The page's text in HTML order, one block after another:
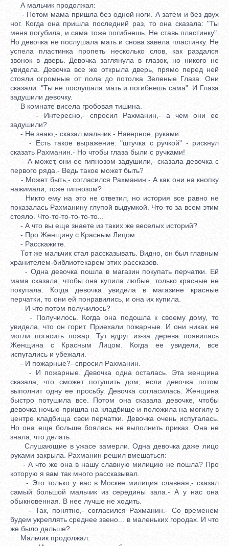
А мальчик продолжал:
- Потом мама пришла без одной ноги. А затем и без двух
ног. Когда она пришла последний раз, то она сказала: "Ты
меня погубила, и сама тоже погибнешь. Не ставь пластинку".
Но девочка не послушала мать и снова завела пластинку. Не
успела пластинка пропеть несколько слов, как раздался
звонок в дверь. Девочка заглянула в глазок, но никого не
увидела. Девочка все же открыла дверь, прямо перед ней
стояли огромные от пола до потолка Зеленые Глаза. Они
сказали: "Ты не послушала мать и погибнешь сама". И Глаза
задушили девочку.
В комнате висела гробовая тишина.
- Интересно,- спросил Рахманин,- а чем они ее
задушили?
- Не знаю,- сказал мальчик.- Наверное, руками.
- Есть такое выражение: "штучка с ручкой" - рискнул
сказать Рахманин.- Но чтобы глаза были с ручками!
- А может, они ее гипнозом задушили,- сказала девочка с
первого ряда.- Ведь такое может быть?
- Может быть,- согласился Рахманин.- А как они на кнопку
нажимали, тоже гипнозом?
Никто ему на это не ответил, но история все равно не
показалась Рахманину глупой выдумкой. Что-то за всем этим
стояло. Что-то-то-то-то-то...
- А что вы еще знаете из таких же веселых историй?
- Про Женщину с Красным Лицом.
- Расскажите.
Тот же мальчик стал рассказывать. Видно, он был главным
хранителем-библиотекарем этих рассказов.
- Одна девочка пошла в магазин покупать перчатки. Ей
мама сказала, чтобы она купила любые, только красные не
покупала. Когда девочка увидела в магазине красные
перчатки, то они ей понравились, и она их купила.
- И что потом получилось?
- Получилось. Когда она подошла к своему дому, то
увидела, что он горит. Приехали пожарные. И они никак не
могли погасить пожар. Тут вдруг из-за дерева появилась
Женщина с Красным Лицом. Когда ее увидели, все
испугались и убежали.
- И пожарные?- спросил Рахманин.
- И пожарные. Девочка одна осталась. Эта женщина
сказала, что сможет потушить дом, если девочка потом
выполнит одну ее просьбу. Девочка согласилась. Женщина
быстро потушила все. Потом она сказала девочке, чтобы
девочка ночью пришла на кладбище и положила на могилу в
центре кладбища свои перчатки. Девочка очень испугалась.
Но она еще больше боялась не выполнить приказ. Она не
знала, что делать.
Слушающие в ужасе замерли. Одна девочка даже лицо
руками закрыла. Рахманин решил вмешаться:
- А что же она в нашу славную милицию не пошла? Про
которую я вам так много рассказывал.
- Это только у вас в Москве милиция славная,- сказал
самый большой мальчик из середины зала.- А у нас она
обыкновенная. В нее лучше не ходить.
- Так, понятно,- согласился Рахманин.- Со временем
будем укреплять среднее звено... в маленьких городах. И что
же было дальше?
Мальчик продолжал: